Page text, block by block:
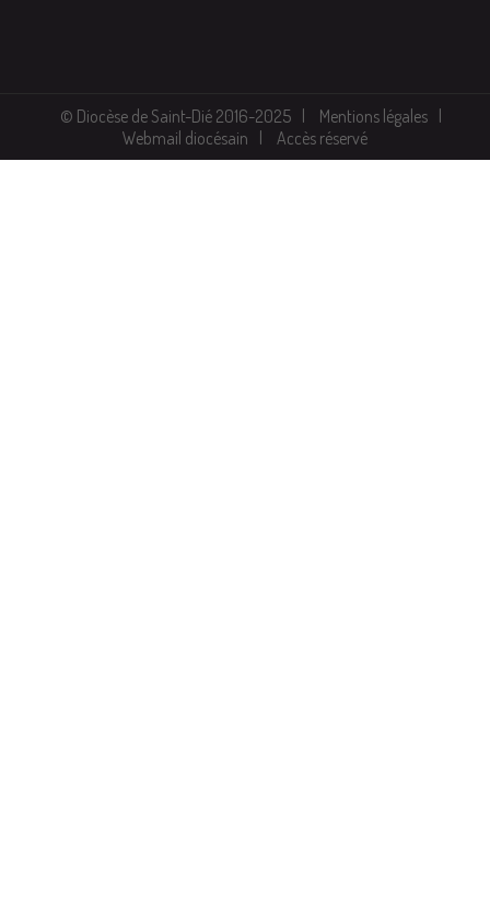
© Diocèse de Saint-Dié 2016-2025
Mentions légales
Webmail diocésain
Accès réservé